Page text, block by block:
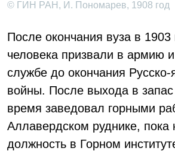
© ГИН РАН, И. Пономарев, 1908 год
После окончания вуза в 1903
человека призвали в армию
службе до окончания Русско-
войны. После выхода в запас
время заведовал горными
Аллавердском руднике, пока
должность в Горном